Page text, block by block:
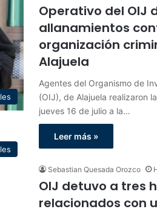
Operativo del OIJ
allanamientos
organización
Alajuela
Agentes del Organismo de
(OIJ), de Alajuela realizaron
jueves 16 de julio a la…
Leer más »
Sebastian Quesada Orozco
OIJ detuvo a tres
relacionados con